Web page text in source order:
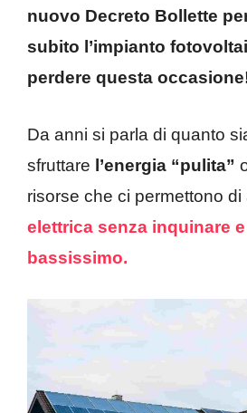
nuovo Decreto Bollette
subito l’impianto
perdere questa
Da anni si parla di quanto
sfruttare l’energia “pulita”
risorse che ci permettono di
elettrica senza inquinare
bassissimo.